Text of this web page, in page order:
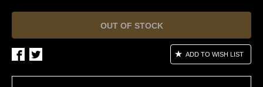
OUT OF STOCK
ADD TO WISH LIST